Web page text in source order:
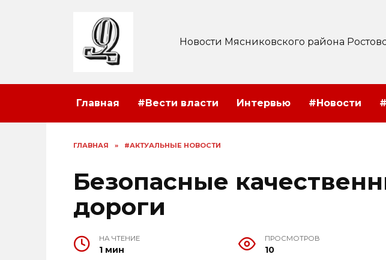
Новости Мясниковского района
Главная #Вести власти Интервью #Новости
ГЛАВНАЯ » #АКТУАЛЬНЫЕ НОВОСТИ
Безопасные
дороги
НА ЧТЕНИЕ
1 мин
ПРОСМОТРОВ
10